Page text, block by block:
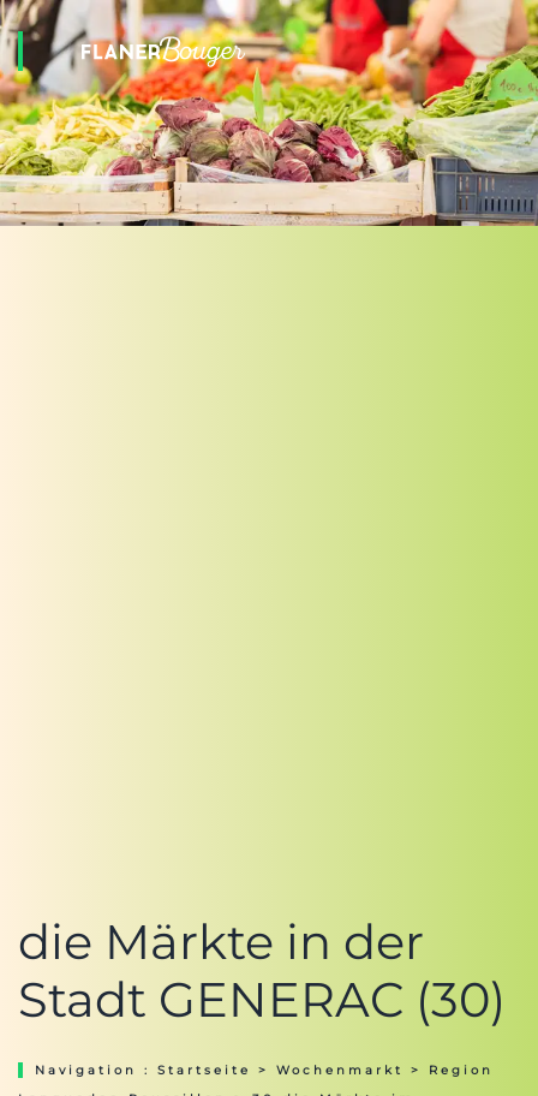
die Märkte in der
Stadt GENERAC (30)
Navigation : Startseite > Wochenmarkt > Region